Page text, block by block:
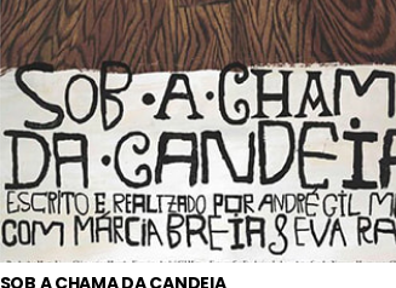
SOB A CHAMA DA CANDEIA